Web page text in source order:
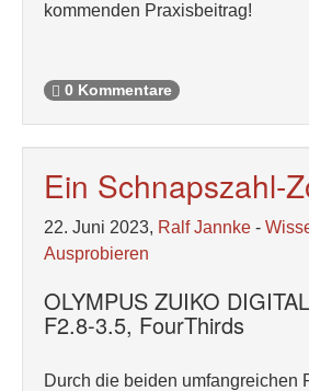
kommenden Praxisbeitrag!
0 Kommentare
Ein Schnapszahl-
22. Juni 2023, Ralf Jannke -
Ausprobieren
OLYMPUS ZUIKO
F2.8-3.5, FourThirds
Durch die beiden umfangreichen